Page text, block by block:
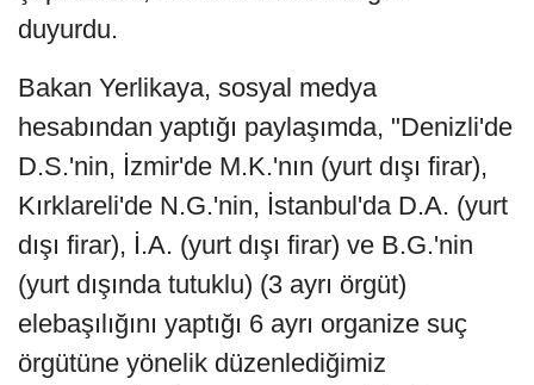
duyurdu.
Bakan Yerlikaya, sosyal medya
hesabından yaptığı paylaşımda, "Denizli'de
D.S.'nin, İzmir'de M.K.'nın (yurt dışı firar),
Kırklareli'de N.G.'nin, İstanbul'da D.A. (yurt
dışı firar), İ.A. (yurt dışı firar) ve B.G.'nin
(yurt dışında tutuklu) (3 ayrı örgüt)
elebaşılığını yaptığı 6 ayrı organize suç
örgütüne yönelik düzenlediğimiz